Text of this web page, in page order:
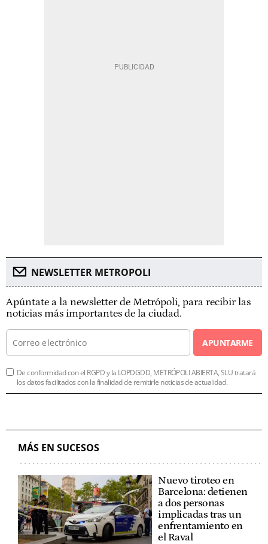
NEWSLETTER METROPOLI
Apúntate a la newsletter de Metrópoli, para recibir las
noticias más importantes de la ciudad.
APUNTARME
De conformidad con el RGPD y la LOPDGDD, METRÓPOLI ABIERTA, SLU tratará
los datos facilitados con la finalidad de remitirle noticias de actualidad.
MÁS EN SUCESOS
Nuevo tiroteo en
Barcelona: detienen
a dos personas
implicadas tras un
enfrentamiento en
el Raval